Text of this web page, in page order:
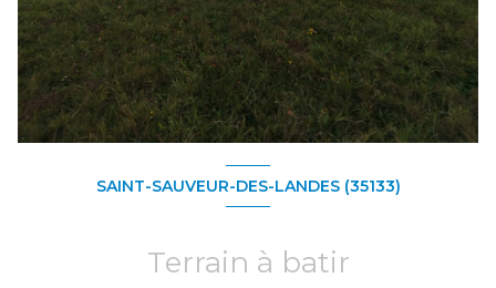
SAINT-SAUVEUR-DES-LANDES (35133)
Terrain à batir